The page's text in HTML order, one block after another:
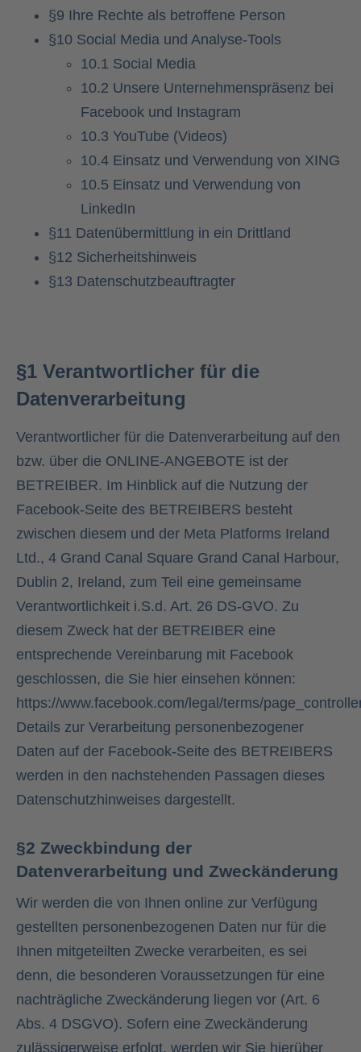
§9 Ihre Rechte als betroffene Person
§10 Social Media und Analyse-Tools
10.1 Social Media
10.2 Unsere Unternehmenspräsenz bei
Facebook und Instagram
10.3 YouTube (Videos)
10.4 Einsatz und Verwendung von XING
10.5 Einsatz und Verwendung von
LinkedIn
§11 Datenübermittlung in ein Drittland
§12 Sicherheitshinweis
§13 Datenschutzbeauftragter
§1 Verantwortlicher für die
Datenverarbeitung
Verantwortlicher für die Datenverarbeitung auf den
bzw. über die ONLINE-ANGEBOTE ist der
BETREIBER. Im Hinblick auf die Nutzung der
Facebook-Seite des BETREIBERS besteht
zwischen diesem und der Meta Platforms Ireland
Ltd., 4 Grand Canal Square Grand Canal Harbour,
Dublin 2, Ireland, zum Teil eine gemeinsame
Verantwortlichkeit i.S.d. Art. 26 DS-GVO. Zu
diesem Zweck hat der BETREIBER eine
entsprechende Vereinbarung mit Facebook
geschlossen, die Sie hier einsehen können:
https://www.facebook.com/legal/terms/
Details zur Verarbeitung personenbezogener
Daten auf der Facebook-Seite des BETREIBERS
werden in den nachstehenden Passagen dieses
Datenschutzhinweises dargestellt.
§2 Zweckbindung der
Datenverarbeitung und Zweckänderung
Wir werden die von Ihnen online zur Verfügung
gestellten personenbezogenen Daten nur für die
Ihnen mitgeteilten Zwecke verarbeiten, es sei
denn, die besonderen Voraussetzungen für eine
nachträgliche Zweckänderung liegen vor (Art. 6
Abs. 4 DSGVO). Sofern eine Zweckänderung
zulässigerweise erfolgt, werden wir Sie hierüber